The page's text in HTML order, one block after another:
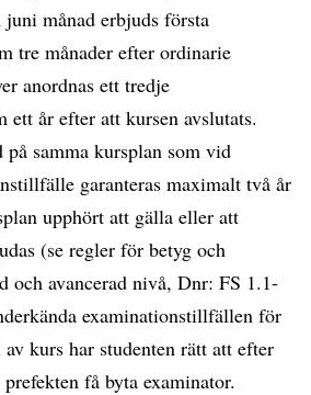
månad erbjuds första
tre månader efter ordinarie
anordnas ett tredje
år efter att kursen avslutats.
på samma kursplan som vid
garanteras maximalt två år
upphört att gälla eller att
(se regler för betyg och
och avancerad nivå, Dnr: FS 1.1-
examinationstillfällen för
kurs har studenten rätt att efter
få byta examinator.